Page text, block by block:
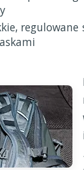
regulowane